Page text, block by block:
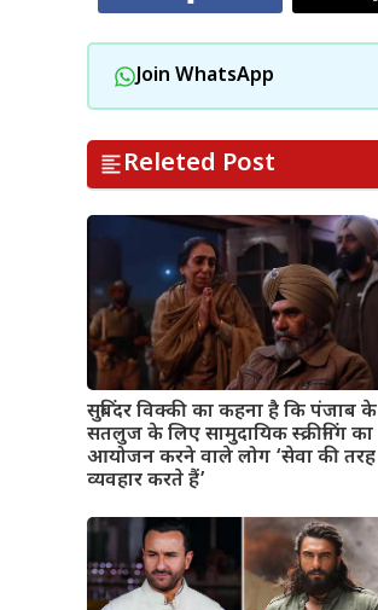
Join WhatsApp
Releted Post
सुबिंदर विक्की का कहना है कि पंजाब के
सतलुज के लिए सामुदायिक स्क्रीनिंग का
आयोजन करने वाले लोग ‘सेवा की तरह
व्यवहार करते हैं’